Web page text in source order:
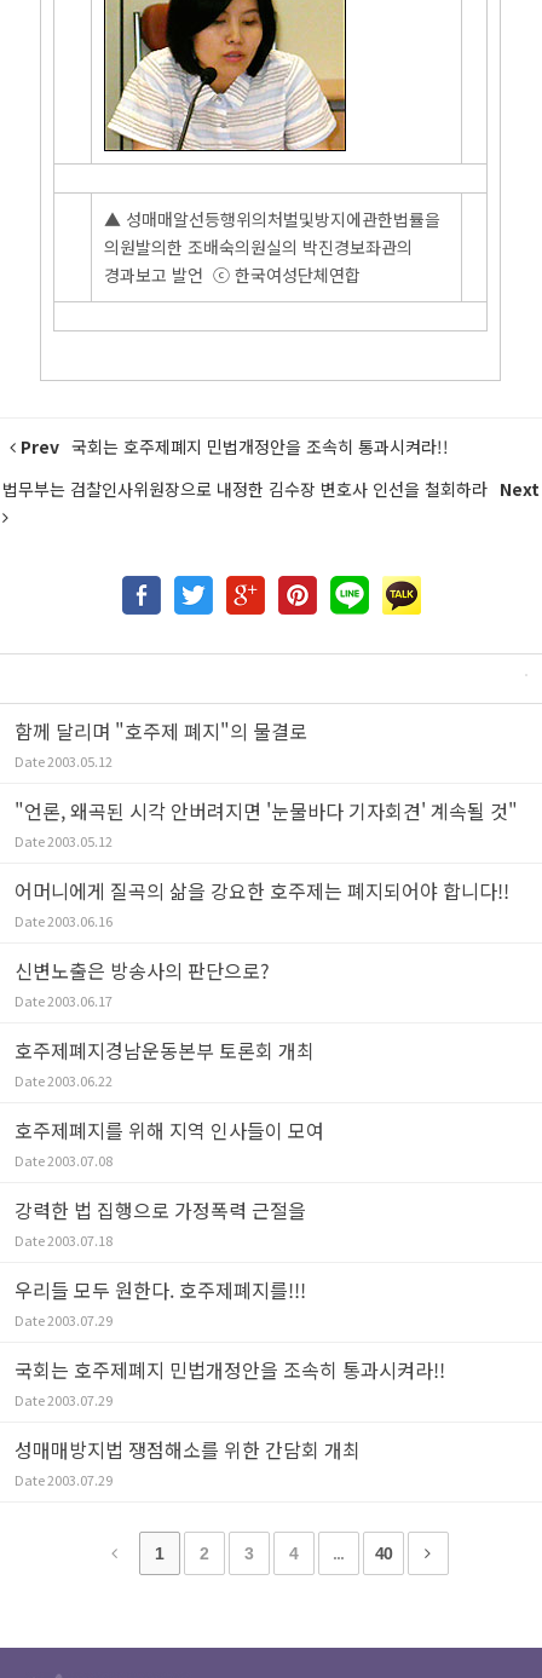
▲ 성매매알선등행위의처벌및방지에관한법률을
의원발의한 조배숙의원실의 박진경보좌관의
경과보고 발언 ⓒ 한국여성단체연합
Prev 국회는 호주제폐지 민법개정안을 조속히 통과시켜라!!
법무부는 검찰인사위원장으로 내정한 김수장 변호사 인선을 철회하라 Next
함께 달리며 "호주제 폐지"의 물결로
Date2003.05.12
"언론, 왜곡된 시각 안버려지면 '눈물바다 기자회견' 계속될 것"
Date2003.05.12
어머니에게 질곡의 삶을 강요한 호주제는 폐지되어야 합니다!!
Date2003.06.16
신변노출은 방송사의 판단으로?
Date2003.06.17
호주제폐지경남운동본부 토론회 개최
Date2003.06.22
호주제폐지를 위해 지역 인사들이 모여
Date2003.07.08
강력한 법 집행으로 가정폭력 근절을
Date2003.07.18
우리들 모두 원한다. 호주제폐지를!!!
Date2003.07.29
국회는 호주제폐지 민법개정안을 조속히 통과시켜라!!
Date2003.07.29
성매매방지법 쟁점해소를 위한 간담회 개최
Date2003.07.29
1 2 3 4 ... 40